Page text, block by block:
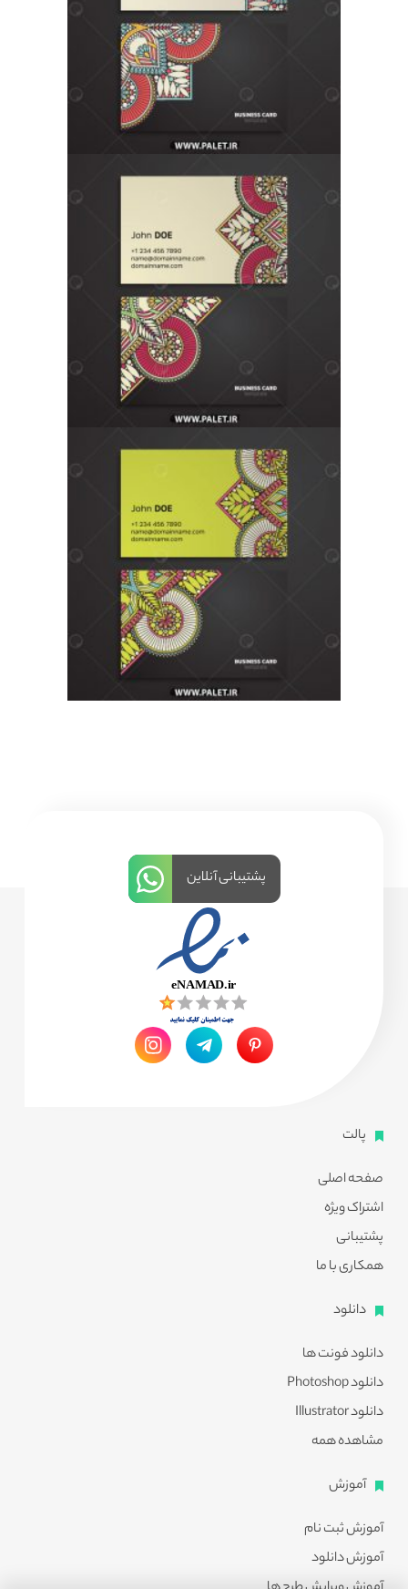
پالت
صفحه اصلی
اشتراک ویژه
پشتیبانی
همکاری با ما
دانلود
دانلود فونت ها
دانلود Photoshop
دانلود Illustrator
مشاهده همه
آموزش
آموزش ثبت نام
آموزش دانلود
پشتیبانی آنلاین